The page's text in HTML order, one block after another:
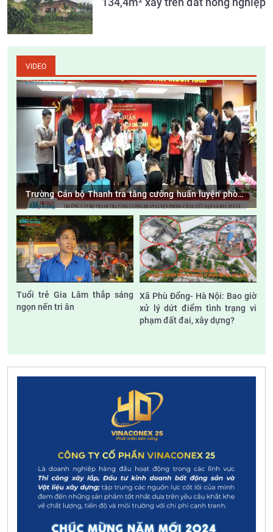
VIDEO
Trường Cán bộ Thanh tra tăng cường huấn luyện phòng
cháy, cứu nạn và sơ cấp cứu
Tuổi trẻ Gia Lâm thắp sáng
ngọn nến tri ân
Xã Phù Đổng- Hà Nội: Bao giờ
xử lý dứt điểm tình trạng vi
phạm đất đai, xây dựng?